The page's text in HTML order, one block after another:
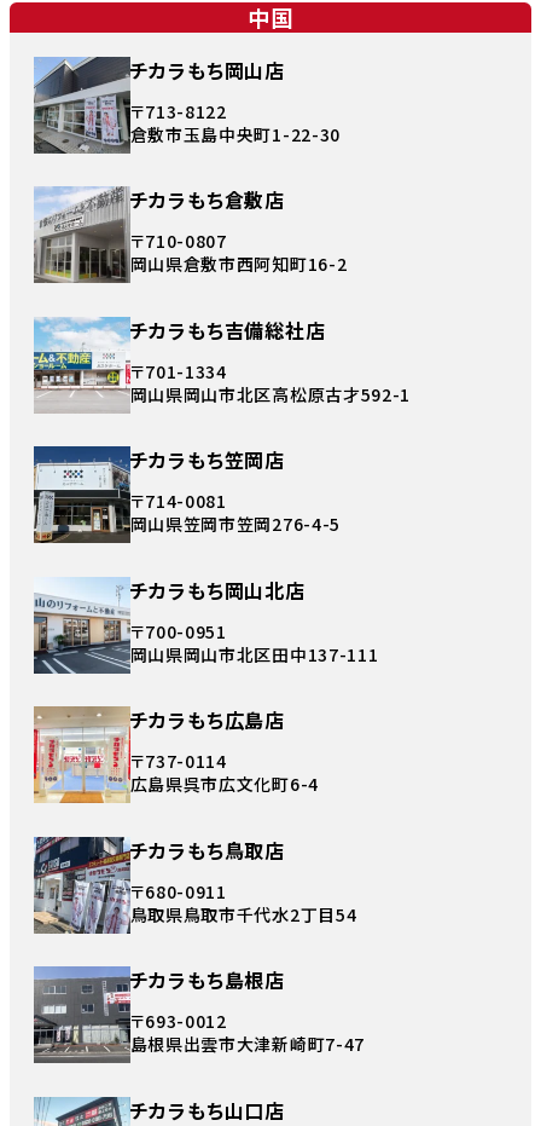
中国
チカラもち岡山店
〒713-8122
倉敷市玉島中央町1-22-30
チカラもち倉敷店
〒710-0807
岡山県倉敷市西阿知町16-2
チカラもち吉備総社店
〒701-1334
岡山県岡山市北区高松原古才592-1
チカラもち笠岡店
〒714-0081
岡山県笠岡市笠岡276-4-5
チカラもち岡山北店
〒700-0951
岡山県岡山市北区田中137-111
チカラもち広島店
〒737-0114
広島県呉市広文化町6-4
チカラもち鳥取店
〒680-0911
鳥取県鳥取市千代水2丁目54
チカラもち島根店
〒693-0012
島根県出雲市大津新崎町7-47
チカラもち山口店